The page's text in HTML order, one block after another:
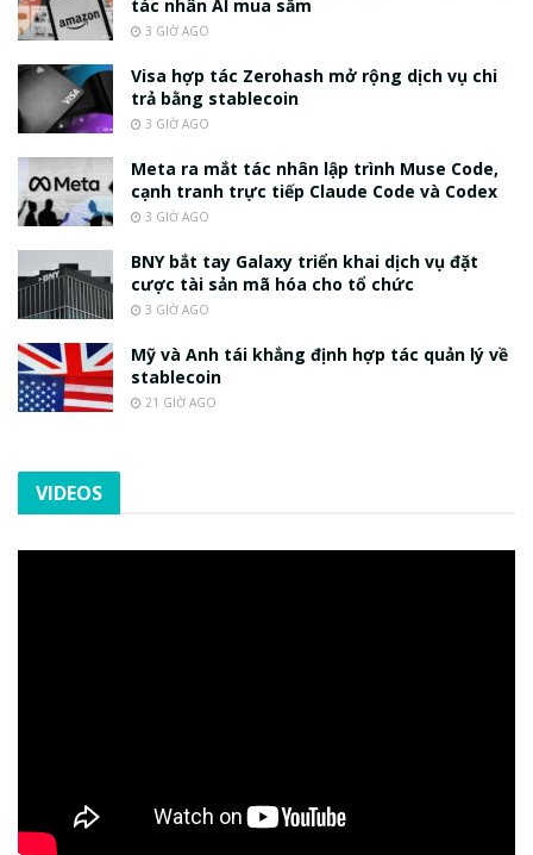
tác nhân AI mua sắm
3 GIỜ AGO
Visa hợp tác Zerohash mở rộng dịch vụ chi
trả bằng stablecoin
3 GIỜ AGO
Meta ra mắt tác nhân lập trình Muse Code,
cạnh tranh trực tiếp Claude Code và Codex
3 GIỜ AGO
BNY bắt tay Galaxy triển khai dịch vụ đặt
cược tài sản mã hóa cho tổ chức
3 GIỜ AGO
Mỹ và Anh tái khẳng định hợp tác quản lý về
stablecoin
21 GIỜ AGO
VIDEOS